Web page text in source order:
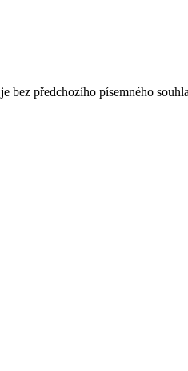
je bez předchozího písemného